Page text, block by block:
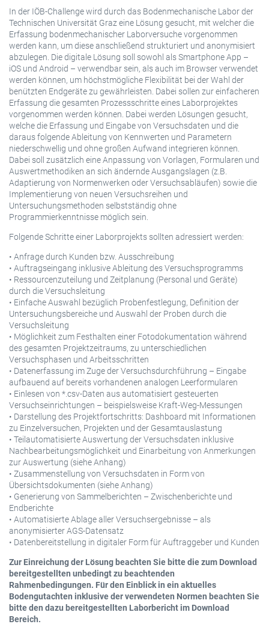
In der IÖB-Challenge wird durch das Bodenmechanische Labor der
Technischen Universität Graz eine Lösung gesucht, mit welcher die
Erfassung bodenmechanischer Laborversuche vorgenommen
werden kann, um diese anschließend strukturiert und anonymisiert
abzulegen. Die digitale Lösung soll sowohl als Smartphone App –
iOS und Android – verwendbar sein, als auch im Browser verwendet
werden können, um höchstmögliche Flexibilität bei der Wahl der
benützten Endgeräte zu gewährleisten. Dabei sollen zur einfacheren
Erfassung die gesamten Prozessschritte eines Laborprojektes
vorgenommen werden können. Dabei werden Lösungen gesucht,
welche die Erfassung und Eingabe von Versuchsdaten und die
daraus folgende Ableitung von Kennwerten und Parametern
niederschwellig und ohne großen Aufwand integrieren können.
Dabei soll zusätzlich eine Anpassung von Vorlagen, Formularen und
Auswertmethodiken an sich ändernde Ausgangslagen (z.B.
Adaptierung von Normenwerken oder Versuchsabläufen) sowie die
Implementierung von neuen Versuchsreihen und
Untersuchungsmethoden selbstständig ohne
Programmierkenntnisse möglich sein.
Folgende Schritte einer Laborprojekts sollten adressiert werden:
• Anfrage durch Kunden bzw. Ausschreibung
• Auftragseingang inklusive Ableitung des Versuchsprogramms
• Ressourcenzuteilung und Zeitplanung (Personal und Geräte)
durch die Versuchsleitung
• Einfache Auswahl bezüglich Probenfestlegung, Definition der
Untersuchungsbereiche und Auswahl der Proben durch die
Versuchsleitung
• Möglichkeit zum Festhalten einer Fotodokumentation während
des gesamten Projektzeitraums, zu unterschiedlichen
Versuchsphasen und Arbeitsschritten
• Datenerfassung im Zuge der Versuchsdurchführung – Eingabe
aufbauend auf bereits vorhandenen analogen Leerformularen
• Einlesen von *.csv-Daten aus automatisiert gesteuerten
Versuchseinrichtungen – beispielsweise Kraft-Weg-Messungen
• Darstellung des Projektfortschritts: Dashboard mit Informationen
zu Einzelversuchen, Projekten und der Gesamtauslastung
• Teilautomatisierte Auswertung der Versuchsdaten inklusive
Nachbearbeitungsmöglichkeit und Einarbeitung von Anmerkungen
zur Auswertung (siehe Anhang)
• Zusammenstellung von Versuchsdaten in Form von
Übersichtsdokumenten (siehe Anhang)
• Generierung von Sammelberichten – Zwischenberichte und
Endberichte
• Automatisierte Ablage aller Versuchsergebnisse – als
anonymisierter AGS-Datensatz
• Datenbereitstellung in digitaler Form für Auftraggeber und Kunden
Zur Einreichung der Lösung beachten Sie bitte die zum Download
bereitgestellten unbedingt zu beachtenden
Rahmenbedingungen. Für den Einblick in ein aktuelles
Bodengutachten inklusive der verwendeten Normen beachten Sie
bitte den dazu bereitgestellten Laborbericht im Download
Bereich.